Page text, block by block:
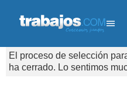
El proceso de selección
ha cerrado. Lo sentimos